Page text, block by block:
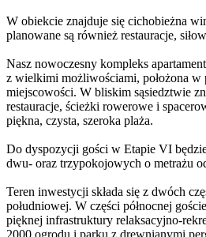
W obiekcie znajduje się cichobieżna
planowane są również restauracje,
Nasz nowoczesny kompleks
z wielkimi możliwościami, położona w
miejscowości. W bliskim sąsiedztwie
restauracje, ścieżki rowerowe i
piękna, czysta, szeroka plaża.
Do dyspozycji gości w Etapie VI
dwu- oraz trzypokojowych o metrażu
Teren inwestycji składa się z dwóch
południowej. W części północnej
pięknej infrastruktury relaksacyjno-
2000 ogrodu i parku z drewnianymi